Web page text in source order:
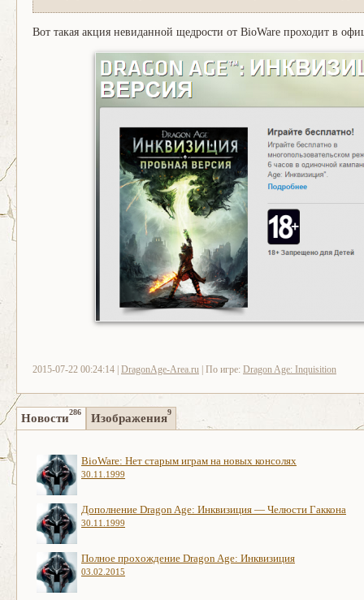
Вот такая акция невиданной щедрости от BioWare проходит в
2015-07-22 00:24:14 | DragonAge-Area.ru | По игре: Dragon Age: Inquisition
Новости286 Изображения9
BioWare: Нет старым играм на новых консолях
30.11.1999
Дополнение Dragon Age: Инквизиция — Челюсти Гаккона
30.11.1999
Полное прохождение Dragon Age: Инквизиция
03.02.2015